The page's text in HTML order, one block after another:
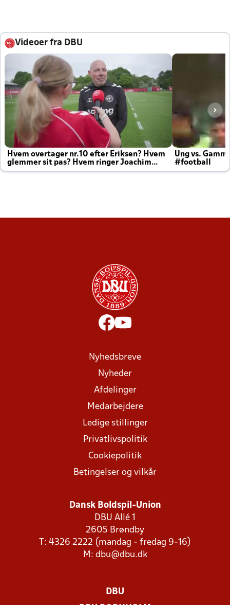
Videoer fra DBU
Hvem overtager nr.10 efter Eriksen? Hvem
glemmer sit pas? Hvem ringer Joachim
altid til efter kampe?
Ung vs.
#football
Nyhedsbreve
Nyheder
Afdelinger
Medarbejdere
Ledige stillinger
Privatlivspolitik
Cookiepolitik
Betingelser og vilkår
Dansk Boldspil-Union
DBU Allé 1
2605 Brøndby
T: 4326 2222 (mandag - fredag 9-16)
M: dbu@dbu.dk
DBU